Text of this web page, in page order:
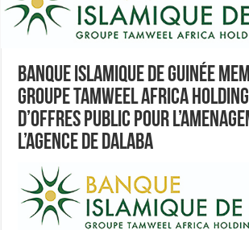
Banque Islamique de Guinée
groupe Tamweel Africa Holding:
D’OFFRES PUBLIC POUR
L’AGENCE DE DALABA